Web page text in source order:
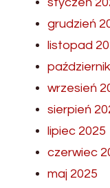
styczeń
grudzień
listopad
wrzesień
sierpień
lipiec 2025
czerwiec
maj 2025